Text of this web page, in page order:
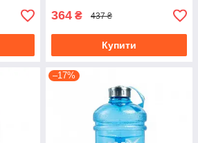
364 ₴ 437 ₴
Купити
–17%